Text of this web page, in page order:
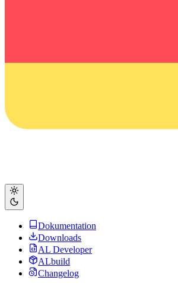
Dokumentation
Downloads
AL Developer
ALbuild
Changelog